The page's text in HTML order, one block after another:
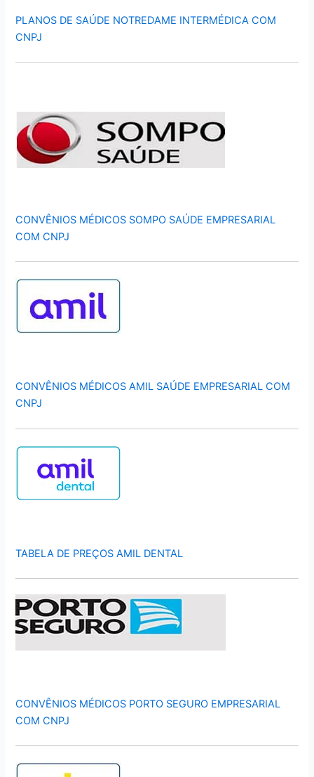
PLANOS DE SAÚDE NOTREDAME INTERMÉDICA COM
CNPJ
CONVÊNIOS MÉDICOS SOMPO SAÚDE EMPRESARIAL
COM CNPJ
CONVÊNIOS MÉDICOS AMIL SAÚDE EMPRESARIAL COM
CNPJ
TABELA DE PREÇOS AMIL DENTAL
CONVÊNIOS MÉDICOS PORTO SEGURO EMPRESARIAL
COM CNPJ